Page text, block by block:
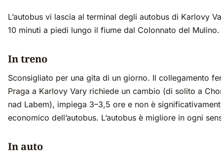
L’autobus vi lascia al terminal degli autobus di Karlovy
10 minuti a piedi lungo il fiume dal Colonnato del Mulino.
In treno
Sconsigliato per una gita di un giorno. Il collegamento
Praga a Karlovy Vary richiede un cambio (di solito a
nad Labem), impiega 3–3,5 ore e non è
economico dell’autobus. L’autobus è migliore in ogni
In auto